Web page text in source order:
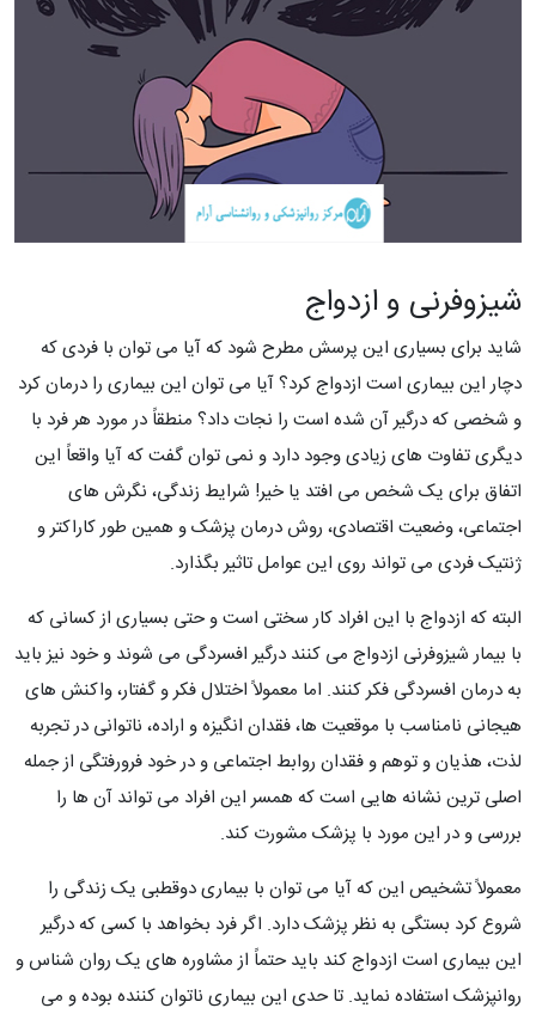
شیزوفرنی و ازدواج
شاید برای بسیاری این پرسش مطرح شود که آیا می توان با فردی که
دچار این بیماری است ازدواج کرد؟ آیا می توان این بیماری را درمان کرد
و شخصی که درگیر آن شده است را نجات داد؟ منطقاً در مورد هر فرد با
دیگری تفاوت های زیادی وجود دارد و نمی توان گفت که آیا واقعاً این
اتفاق برای یک شخص می افتد یا خیر! شرایط زندگی، نگرش های
اجتماعی، وضعیت اقتصادی، روش درمان پزشک و همین طور کاراکتر و
ژنتیک فردی می تواند روی این عوامل تاثیر بگذارد.
البته که ازدواج با این افراد کار سختی است و حتی بسیاری از کسانی که
با بیمار شیزوفرنی ازدواج می کنند درگیر افسردگی می شوند و خود نیز باید
به درمان افسردگی فکر کنند. اما معمولاً اختلال فکر و گفتار، واکنش های
هیجانی نامناسب با موقعیت ها، فقدان انگیزه و اراده، ناتوانی در تجربه
لذت، هذیان و توهم و فقدان روابط اجتماعی و در خود فرورفتگی از جمله
اصلی ترین نشانه هایی است که همسر این افراد می تواند آن ها را
بررسی و در این مورد با پزشک مشورت کند.
معمولاً تشخیص این که آیا می توان با بیماری دوقطبی یک زندگی را
شروع کرد بستگی به نظر پزشک دارد. اگر فرد بخواهد با کسی که درگیر
این بیماری است ازدواج کند باید حتماً از مشاوره های یک روان شناس و
روانپزشک استفاده نماید. تا حدی این بیماری ناتوان کننده بوده و می